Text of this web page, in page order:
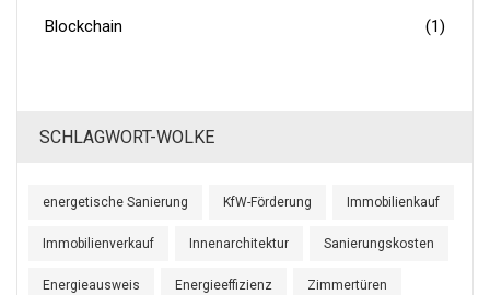
Blockchain
(1)
SCHLAGWORT-WOLKE
energetische Sanierung KfW-Förderung Immobilienkauf
Immobilienverkauf Innenarchitektur Sanierungskosten
Energieausweis Energieeffizienz Zimmertüren